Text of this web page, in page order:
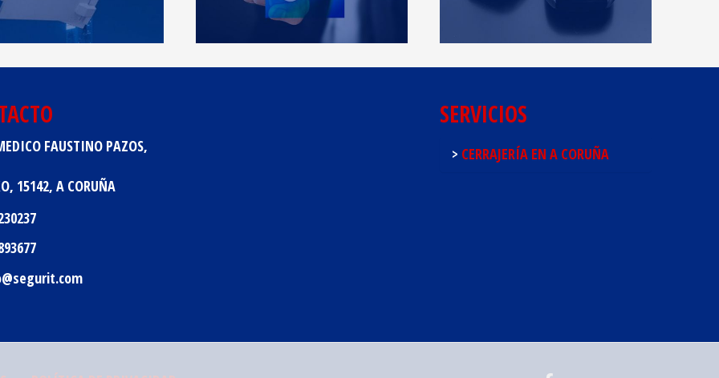
FAUSTINO PAZOS,
15142,A CORUÑA
segurit.com
SERVICIOS
CERRAJERÍA EN A CORUÑA